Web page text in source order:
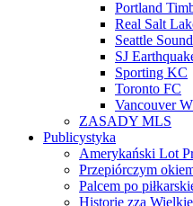
Portland
Real Salt
Seattle
SJ
Sporting KC
Toronto FC
Vancouver
ZASADY MLS
Publicystyka
Amerykański Lot
Przepiórczym
Palcem po
Historie zza